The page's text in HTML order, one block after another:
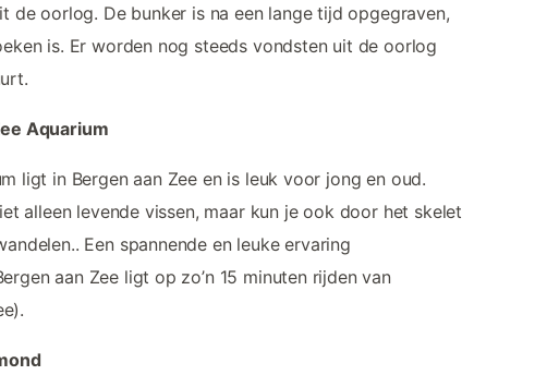
de oorlog. De bunker is na een lange tijd opgegraven,
is. Er worden nog steeds vondsten uit de oorlog
Aquarium
ligt in Bergen aan Zee en is leuk voor jong en oud.
alleen levende vissen, maar kun je ook door het skelet
Een spannende en leuke ervaring
aan Zee ligt op zo’n 15 minuten rijden van